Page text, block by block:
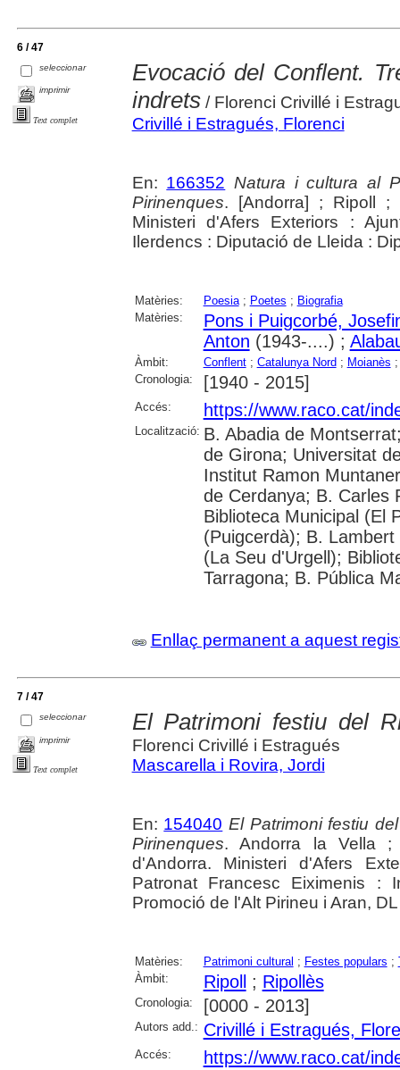
6 / 47
seleccionar
imprimir
Text complet
Evocació del Conflent.
indrets/ Florenci Crivillé i
Crivillé i Estragués, Florenci
En: 166352 Natura i cultura al
Pirinenques. [Andorra] ; Ripoll ;
Ministeri d'Afers Exteriors :
Ilerdencs : Diputació de Lleida :
Matèries: Poesia; Poetes ; Biografia
Matèries:
Pons i Puigcorbé,
Anton (1943-....) ;
Àmbit: Conflent; Catalunya Nord; Moianès
Cronologia:
[1940 - 2015]
Accés: https://www.raco.cat/
Localització: B. Abadia de
de Girona; Universitat
Institut Ramon
de Cerdanya; B. Carles
Biblioteca Municipal (El
(Puigcerdà); B.
(La Seu d'Urgell);
Tarragona; B. Pública
Enllaç permanent a aquest
7 / 47
seleccionar
imprimir
Text complet
El Patrimoni festiu del
Florenci Crivillé i Estragués
Mascarella i Rovira, Jordi
En: 154040 El Patrimoni festiu
Pirinenques. Andorra la Vella
d'Andorra. Ministeri d'Afers
Patronat Francesc Eiximenis :
Promoció de l'Alt Pirineu i Aran,
Matèries: Patrimoni cultural ; Festes populars ;
Àmbit:
Ripoll; Ripollès
Cronologia: [0000 - 2013]
Autors add.: Crivillé i Estragués,
Accés: https://www.raco.cat/